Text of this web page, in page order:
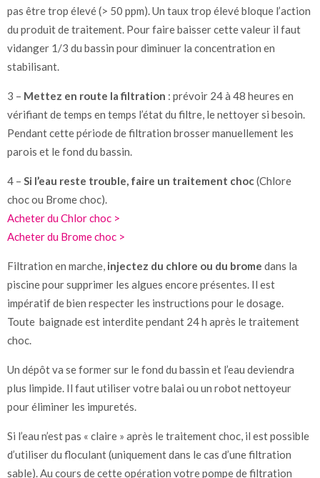
pas être trop élevé (> 50 ppm). Un taux trop élevé bloque l’action
du produit de traitement. Pour faire baisser cette valeur il faut
vidanger 1/3 du bassin pour diminuer la concentration en
stabilisant.
3 – Mettez en route la filtration : prévoir 24 à 48 heures en
vérifiant de temps en temps l’état du filtre, le nettoyer si besoin.
Pendant cette période de filtration brosser manuellement les
parois et le fond du bassin.
4 – Si l’eau reste trouble, faire un traitement choc(Chlore
choc ou Brome choc).
Acheter du Chlor choc >
Acheter du Brome choc >
Filtration en marche, injectez du chlore ou du brome dans la
piscine pour supprimer les algues encore présentes. Il est
impératif de bien respecter les instructions pour le dosage.
Toute baignade est interdite pendant 24 h après le traitement
choc.
Un dépôt va se former sur le fond du bassin et l’eau deviendra
plus limpide. Il faut utiliser votre balai ou un robot nettoyeur
pour éliminer les impuretés.
Si l’eau n’est pas « claire » après le traitement choc, il est possible
d’utiliser du floculant (uniquement dans le cas d’une filtration
sable). Au cours de cette opération votre pompe de filtration